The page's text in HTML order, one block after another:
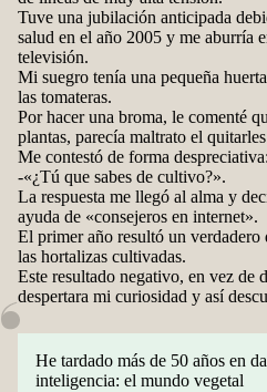
Tuve una jubilación anticipada
salud en el año 2005 y me aburría
televisión.
Mi suegro tenía una pequeña
las tomateras.
Por hacer una broma, le comenté
plantas, parecía maltrato el
Me contestó de forma despreciativa:
-«¿Tú que sabes de cultivo?».
La respuesta me llegó al alma y
ayuda de «consejeros en internet».
El primer año resultó un verdadero
las hortalizas cultivadas.
Este resultado negativo, en vez de
despertara mi curiosidad y así
He tardado más de 50 años en
inteligencia: el mundo vegetal